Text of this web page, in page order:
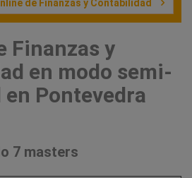
de Finanzas y Contabilidad
Finanzas y
en modo semi-
Pontevedra
7 masters